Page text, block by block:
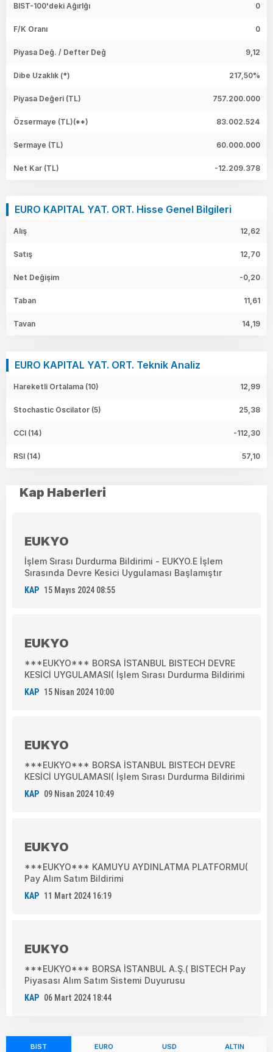
BIST-100'deki Ağırlğı 0
F/K Oranı 0
Piyasa Değ. / Defter Değ 9,12
Dibe Uzaklık (*) 217,50%
Piyasa Değeri (TL) 757.200.000
Özsermaye (TL)(**) 83.002.524
Sermaye (TL) 60.000.000
Net Kar (TL) -12.209.378
EURO KAPITAL YAT. ORT. Hisse Genel Bilgileri
Alış 12,62
Satış 12,70
Net Değişim -0,20
Taban 11,61
Tavan 14,19
EURO KAPITAL YAT. ORT. Teknik Analiz
Hareketli Ortalama (10) 12,99
Stochastic Oscilator (5) 25,38
CCI (14) -112,30
RSI (14) 57,10
Kap Haberleri
EUKYO
İşlem Sırası Durdurma Bildirimi - EUKYO.E İşlem
Sırasında Devre Kesici Uygulaması Başlamıştır
KAP 15 Mayıs 2024 08:55
EUKYO
***EUKYO*** BORSA İSTANBUL BISTECH DEVRE
KESİCİ UYGULAMASI( İşlem Sırası Durdurma Bildirimi
KAP 15 Nisan 2024 10:00
EUKYO
***EUKYO*** BORSA İSTANBUL BISTECH DEVRE
KESİCİ UYGULAMASI( İşlem Sırası Durdurma Bildirimi
KAP 09 Nisan 2024 10:49
EUKYO
***EUKYO*** KAMUYU AYDINLATMA PLATFORMU(
Pay Alım Satım Bildirimi
KAP 11 Mart 2024 16:19
EUKYO
***EUKYO*** BORSA İSTANBUL A.Ş.( BISTECH Pay
Piyasası Alım Satım Sistemi Duyurusu
KAP 06 Mart 2024 18:44
BIST EURO USD ALTIN